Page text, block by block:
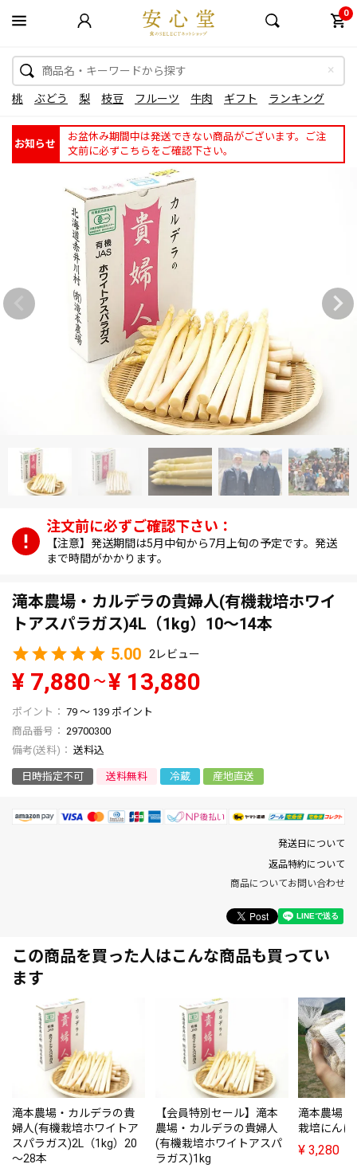
0
桃 ぶどう 梨 枝豆 フルーツ 牛肉 ギフト ランキング
お知らせ
お盆休み期間中は発送できない商品がございます。ご注
文前に必ずこちらをご確認下さい。
【注意】発送期間は5月中旬から7月上旬の予定です。発送
まで時間がかかります。
滝本農場・カルデラの貴婦人(有機栽培ホワイ
トアスパラガス)4L（1kg）10～14本
5.00
2
¥ 7,880 〜¥ 13,880
79 〜 139 ポイント
商品番号
29700300
送料込
日時指定不可 送料無料 冷蔵 産地直送
発送日について
返品特約について
商品についてお問い合わせ
この商品を買った人はこんな商品も買ってい
ます
滝本農場・カルデラの貴
婦人(有機栽培ホワイトア
スパラガス)2L（1kg）20
～28本
【会員特別セール】滝本
農場・カルデラの貴婦人
(有機栽培ホワイトアスパ
ラガス)1kg
滝本農場・
栽培にん
¥ 3,280